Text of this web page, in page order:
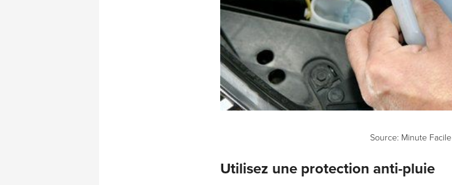
Source: Minute Facile
Utilisez une protection anti-pluie